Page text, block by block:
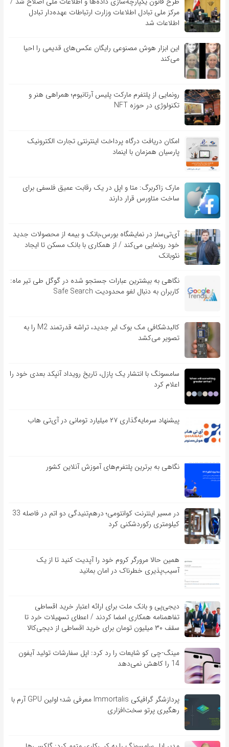
مرکز ملی تبادل اطلاعات وزارت ارتباطات عهده‌دار تبادل
اطلاعات شد
این ابزار هوش مصنوعی رایگان عکس‌های قدیمی را احیا
می‌کند
رونمایی از پلتفرم مارکت پلیس آرتانیوم؛ همراهی هنر و
تکنولوژی در حوزه NFT
امکان دریافت درگاه پرداخت اینترنتی تجارت الکترونیک
پارسیان همزمان با اینماد
مارک زاکربرگ: متا و اپل در یک رقابت عمیق فلسفی برای
ساخت متاورس قرار دارند
آی‌تی‌ساز در نمایشگاه بورس،بانک و بیمه از محصولات جدید
خود رونمایی می‌کند / از همکاری با بانک مسکن تا ایجاد
نئوبانک
نگاهی به بیشترین عبارات جستجو شده در گوگل طی تیر ماه:
کاربران به دنبال لغو محدودیت Safe Search
کالبدشکافی مک بوک ایر جدید، تراشه قدرتمند M2 را به
تصویر می‌کشد
سامسونگ با انتشار یک پازل، تاریخ رویداد آنپکد بعدی خود را
اعلام کرد
پیشنهاد سرمایه‌گذاری ۲۷ میلیارد تومانی در آی‌تی هاب
نگاهی به برترین پلتفرم‌های آموزش آنلاین کشور
در مسیر اینترنت کوانتومی؛ درهم‌تنیدگی دو اتم در فاصله 33
کیلومتری رکوردشکنی کرد
همین حالا مرورگر کروم خود را آپدیت کنید تا از یک
آسیب‌‌‌‌پذیری خطرناک در امان بمانید
دیجی‌پی و بانک ملت برای ارائه اعتبار خرید اقساطی
تفاهم‎نامه همکاری امضا کردند / اعطای تسهیلات خرد تا
سقف ۳۰ میلیون تومان برای خرید اقساطی از دیجی‌کالا
مینگ-چی کو شایعات را رد کرد: اپل سفارشات تولید آیفون
14 را کاهش نمی‌دهد
پردازشگر گرافیکی Immortalis معرفی شد؛ اولین GPU آرم با
رهگیری پرتو سخت‌افزاری